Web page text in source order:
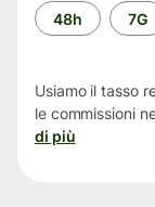
Periodo
di
48h 7G
Usiamo il tasso
le commissioni
di più